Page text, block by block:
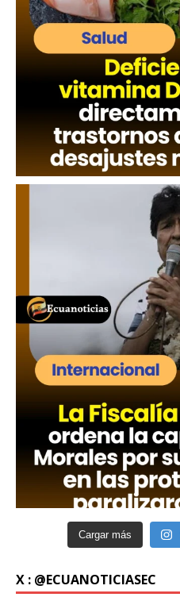
Cargar más
X : @ECUANOTICIASEC